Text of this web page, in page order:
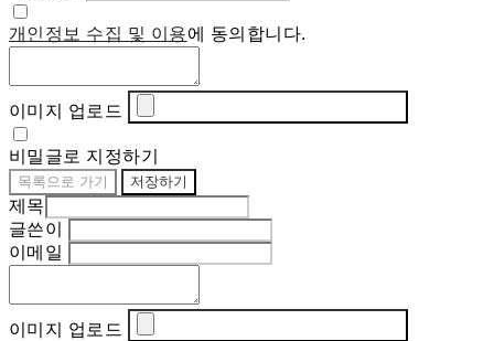
개인정보 수집 및 이용에 동의합니다.
이미지 업로드
비밀글로 지정하기
목록으로 가기 저장하기
제목
글쓴이
이메일
이미지 업로드